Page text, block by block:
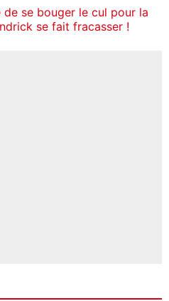
de se bouger le cul pour la
se fait fracasser !